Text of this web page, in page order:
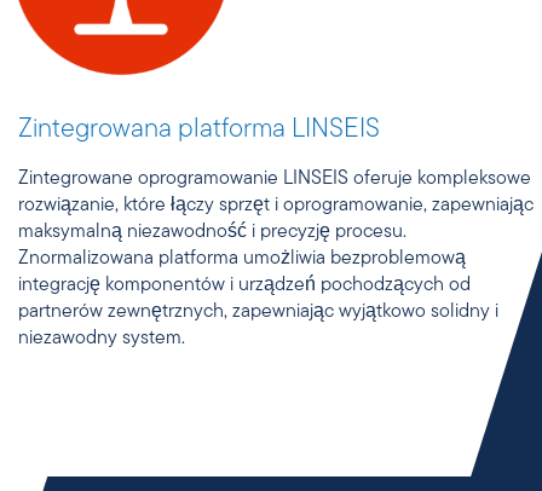
Zintegrowana platforma LINSEIS
Zintegrowane oprogramowanie LINSEIS oferuje kompleksowe
rozwiązanie, które łączy sprzęt i oprogramowanie, zapewniając
maksymalną niezawodność i precyzję procesu.
Znormalizowana platforma umożliwia bezproblemową
integrację komponentów i urządzeń pochodzących od
partnerów zewnętrznych, zapewniając wyjątkowo solidny i
niezawodny system.